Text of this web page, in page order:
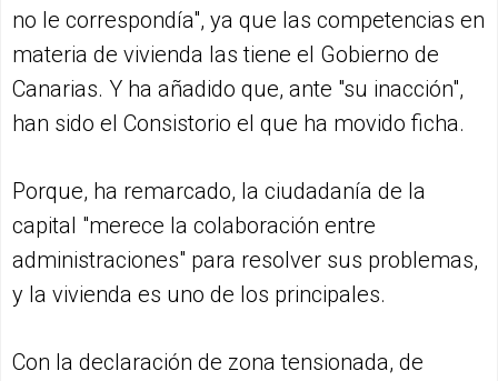
no le correspondía", ya que las competencias en
materia de vivienda las tiene el Gobierno de
Canarias. Y ha añadido que, ante "su inacción",
han sido el Consistorio el que ha movido ficha.
Porque, ha remarcado, la ciudadanía de la
capital "merece la colaboración entre
administraciones" para resolver sus problemas,
y la vivienda es uno de los principales.
Con la declaración de zona tensionada, de